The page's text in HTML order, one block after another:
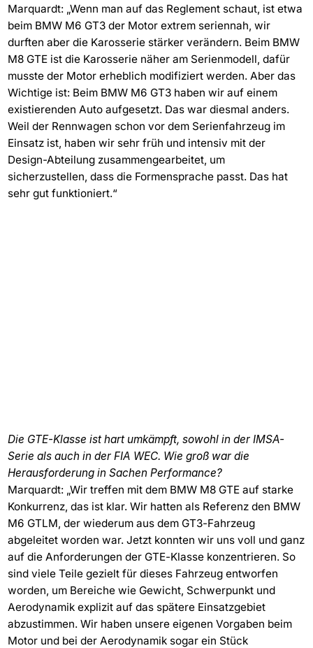
Marquardt: „Wenn man auf das Reglement schaut, ist etwa
beim BMW M6 GT3 der Motor extrem seriennah, wir
durften aber die Karosserie stärker verändern. Beim BMW
M8 GTE ist die Karosserie näher am Serienmodell, dafür
musste der Motor erheblich modifiziert werden. Aber das
Wichtige ist: Beim BMW M6 GT3 haben wir auf einem
existierenden Auto aufgesetzt. Das war diesmal anders.
Weil der Rennwagen schon vor dem Serienfahrzeug im
Einsatz ist, haben wir sehr früh und intensiv mit der
Design-Abteilung zusammengearbeitet, um
sicherzustellen, dass die Formensprache passt. Das hat
sehr gut funktioniert.“
Die GTE-Klasse ist hart umkämpft, sowohl in der IMSA-
Serie als auch in der FIA WEC. Wie groß war die
Herausforderung in Sachen Performance?
Marquardt: „Wir treffen mit dem BMW M8 GTE auf starke
Konkurrenz, das ist klar. Wir hatten als Referenz den BMW
M6 GTLM, der wiederum aus dem GT3-Fahrzeug
abgeleitet worden war. Jetzt konnten wir uns voll und ganz
auf die Anforderungen der GTE-Klasse konzentrieren. So
sind viele Teile gezielt für dieses Fahrzeug entworfen
worden, um Bereiche wie Gewicht, Schwerpunkt und
Aerodynamik explizit auf das spätere Einsatzgebiet
abzustimmen. Wir haben unsere eigenen Vorgaben beim
Motor und bei der Aerodynamik sogar ein Stück